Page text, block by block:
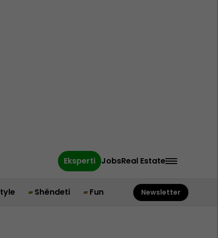
Eksperti JobsReal Estate
Shëndeti Fun Newsletter